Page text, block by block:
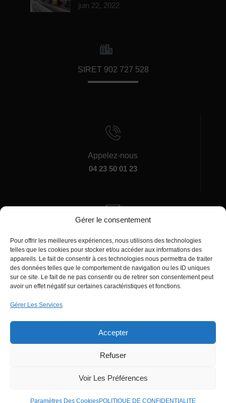
Gérer le consentement
Pour offrir les meilleures expériences, nous utilisons des technologies
telles que les cookies pour stocker et/ou accéder aux informations des
appareils. Le fait de consentir à ces technologies nous permettra de traiter
des données telles que le comportement de navigation ou les ID uniques
sur ce site. Le fait de ne pas consentir ou de retirer son consentement peut
avoir un effet négatif sur certaines caractéristiques et fonctions.
Gérer Les Services
Accepter
Refuser
Voir Les Préférences
Paramètres Des CookiesPOLITIQUE DE CONFIDENTIALITE
juin 22, 2022
SIRET 902 727 528
Appelez-nous
04 23 50 01 23
manager@agentiamo.com
Réservés